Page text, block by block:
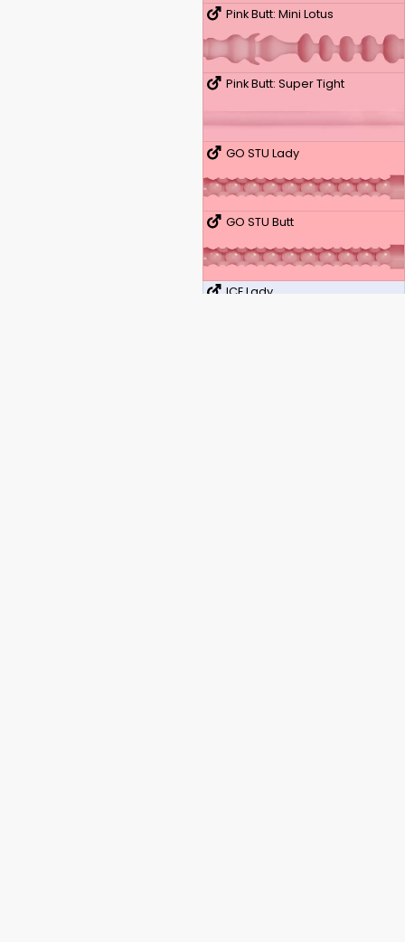
Pink Butt: Mini Lotus
Pink Butt: Super Tight
GO STU Lady
GO STU Butt
ICE Lady